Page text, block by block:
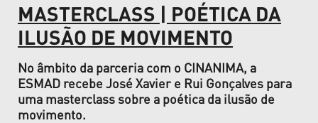
navegação
MASTERCLASS | POÉTICA DA
ILUSÃO DE MOVIMENTO
No âmbito da parceria com o CINANIMA, a
ESMAD recebe José Xavier e Rui Gonçalves para
uma masterclass sobre a poética da ilusão de
movimento.